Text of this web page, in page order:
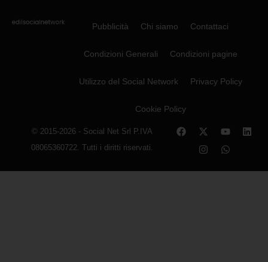
Pubblicità Chi siamo Contattaci
Condizioni Generali Condizioni pagine
Utilizzo del Social Network Privacy Policy
Cookie Policy
© 2015-2026 - Social Net Srl P.IVA
08065360722. Tutti i diritti riservati.